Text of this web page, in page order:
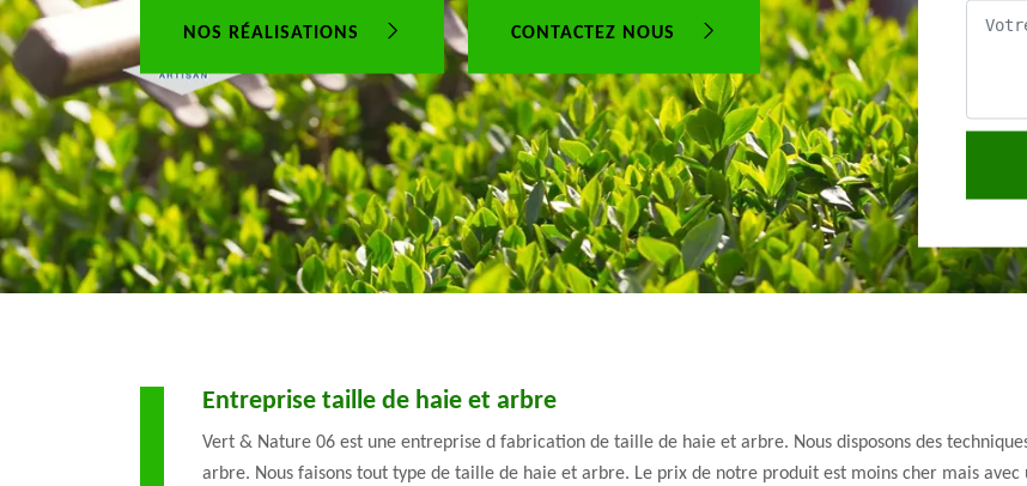
NOS RÉALISATIONS CONTACTEZ NOUS
Entreprise taille de haie et arbre
Vert & Nature 06 est une entreprise d fabrication de taille de haie et arbre. Nous disposons des
arbre. Nous faisons tout type de taille de haie et arbre. Le prix de notre produit est moins cher mais avec